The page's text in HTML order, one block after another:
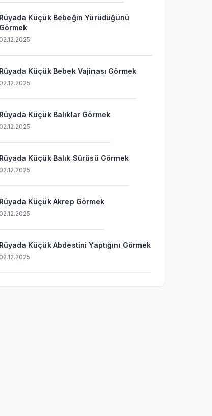
Rüyada Küçük Bebeğin Yürüdüğünü
Görmek
02.12.2025
Rüyada Küçük Bebek Vajinası Görmek
02.12.2025
Rüyada Küçük Balıklar Görmek
02.12.2025
Rüyada Küçük Balık Sürüsü Görmek
02.12.2025
Rüyada Küçük Akrep Görmek
02.12.2025
Rüyada Küçük Abdestini Yaptığını Görmek
02.12.2025